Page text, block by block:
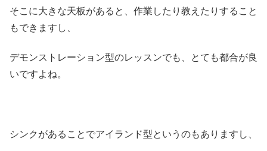
そこに大きな天板があると、作業したり教えたりすること
もできますし、
デモンストレーション型のレッスンでも、とても都合が良
いですよね。
シンクがあることでアイランド型というのもありますし、